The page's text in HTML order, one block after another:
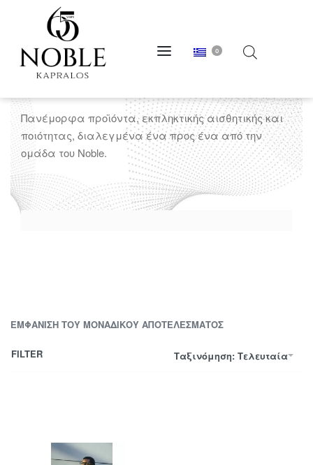
0
πικέ
Πανέμορφα προϊόντα, εκπληκτικής αισθητικής και
ποιότητας, διαλεγμένα ένα προς ένα από την
ομάδα του Noble.
ΕΜΦΆΝΙΣΗ ΤΟΥ ΜΟΝΑΔΙΚΟΎ ΑΠΟΤΕΛΈΣΜΑΤΟΣ
Ταξινόμηση: Τελευταία
FILTER